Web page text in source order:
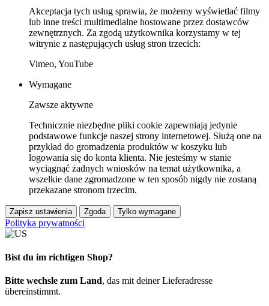
Akceptacja tych usług sprawia, że możemy wyświetlać filmy
lub inne treści multimedialne hostowane przez dostawców
zewnętrznych. Za zgodą użytkownika korzystamy w tej
witrynie z następujących usług stron trzecich:
Vimeo, YouTube
Wymagane
Zawsze aktywne
Technicznie niezbędne pliki cookie zapewniają jedynie
podstawowe funkcje naszej strony internetowej. Służą one na
przykład do gromadzenia produktów w koszyku lub
logowania się do konta klienta. Nie jesteśmy w stanie
wyciągnąć żadnych wniosków na temat użytkownika, a
wszelkie dane zgromadzone w ten sposób nigdy nie zostaną
przekazane stronom trzecim.
Zapisz ustawienia Zgoda Tylko wymagane
Polityka prywatności
Bist du im richtigen Shop?
Bitte wechsle zum Land, das mit deiner Lieferadresse
übereinstimmt.